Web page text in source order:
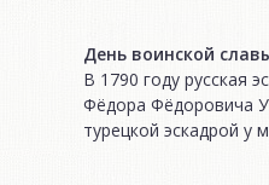
День воинской
В 1790 году русская
Фёдора Фёдоровича
турецкой эскадрой у